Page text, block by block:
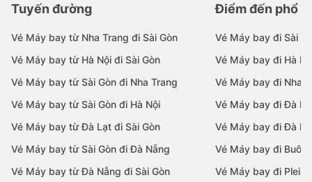
Tuyến đường
Vé Máy bay từ Nha Trang đi Sài Gòn
Vé Máy bay từ Hà Nội đi Sài Gòn
Vé Máy bay từ Sài Gòn đi Nha Trang
Vé Máy bay từ Sài Gòn đi Hà Nội
Vé Máy bay từ Đà Lạt đi Sài Gòn
Vé Máy bay từ Sài Gòn đi Đà Nẵng
Vé Máy bay từ Đà Nẵng đi Sài Gòn
Điểm đến phổ
Vé Máy bay đi Sài
Vé Máy bay đi Hà
Vé Máy bay đi Nha
Vé Máy bay đi Đà
Vé Máy bay đi Đà
Vé Máy bay đi Buôn
Vé Máy bay đi Pleiku